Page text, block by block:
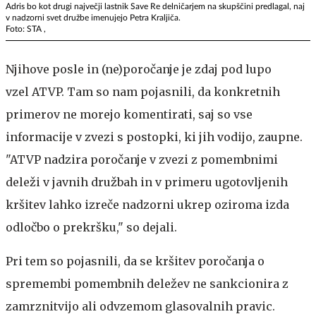
Adris bo kot drugi največji lastnik Save Re delničarjem na skupščini predlagal, naj
v nadzorni svet družbe imenujejo Petra Kraljiča.
Foto: STA ,
Njihove posle in (ne)poročanje je zdaj pod lupo
vzel ATVP. Tam so nam pojasnili, da konkretnih
primerov ne morejo komentirati, saj so vse
informacije v zvezi s postopki, ki jih vodijo, zaupne.
"ATVP nadzira poročanje v zvezi z pomembnimi
deleži v javnih družbah in v primeru ugotovljenih
kršitev lahko izreče nadzorni ukrep oziroma izda
odločbo o prekršku," so dejali.
Pri tem so pojasnili, da se kršitev poročanja o
spremembi pomembnih deležev ne sankcionira z
zamrznitvijo ali odvzemom glasovalnih pravic.